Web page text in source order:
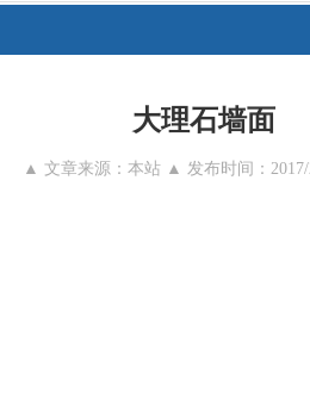
大理石墙面
▲ 文章来源：本站 ▲ 发布时间：2017/